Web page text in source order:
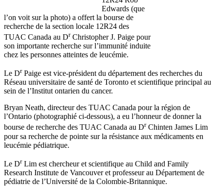
Edwards (que
l’on voit sur la photo) a offert la bourse de
recherche de la section locale 12R24 des
TUAC Canada au DrChristopher J. Paige pour
son importante recherche sur l’immunité induite
chez les personnes atteintes de leucémie.
Le DrPaige est vice-président du département des recherches du
Réseau universitaire de santé de Toronto et scientifique principal au
sein de l’Institut ontarien du cancer.
Bryan Neath, directeur des TUAC Canada pour la région de
l’Ontario (photographié ci-dessous), a eu l’honneur de donner la
bourse de recherche des TUAC Canada au DrChinten James Lim
pour sa recherche de pointe sur la résistance aux médicaments en
leucémie pédiatrique.
Le DrLim est chercheur et scientifique au Child and Family
Research Institute de Vancouver et professeur au Département de
pédiatrie de l’Université de la Colombie-Britannique.